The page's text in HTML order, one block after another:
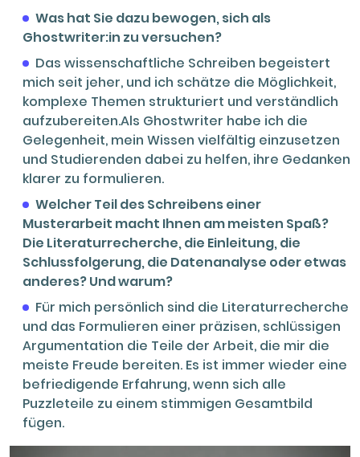
Was hat Sie dazu bewogen, sich als
Ghostwriter:in zu versuchen?
Das wissenschaftliche Schreiben begeistert
mich seit jeher, und ich schätze die Möglichkeit,
komplexe Themen strukturiert und verständlich
aufzubereiten.Als Ghostwriter habe ich die
Gelegenheit, mein Wissen vielfältig einzusetzen
und Studierenden dabei zu helfen, ihre Gedanken
klarer zu formulieren.
Welcher Teil des Schreibens einer
Musterarbeit macht Ihnen am meisten Spaß?
Die Literaturrecherche, die Einleitung, die
Schlussfolgerung, die Datenanalyse oder etwas
anderes? Und warum?
Für mich persönlich sind die Literaturrecherche
und das Formulieren einer präzisen, schlüssigen
Argumentation die Teile der Arbeit, die mir die
meiste Freude bereiten. Es ist immer wieder eine
befriedigende Erfahrung, wenn sich alle
Puzzleteile zu einem stimmigen Gesamtbild
fügen.